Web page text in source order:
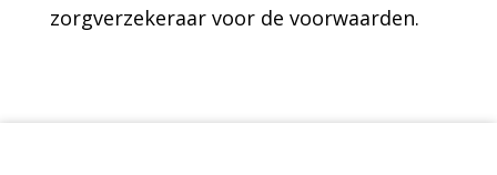
zorgverzekeraar voor de voorwaarden.